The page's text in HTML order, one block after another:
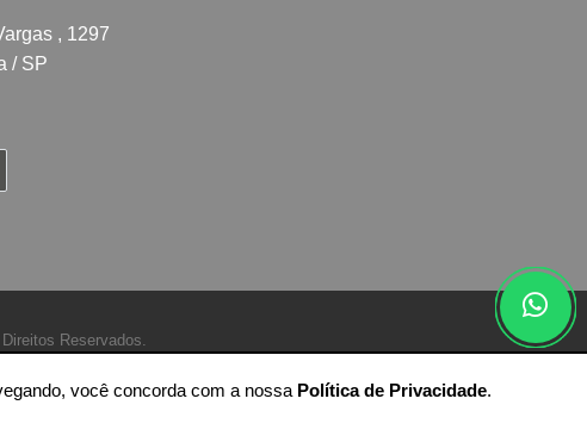
, 1297
/ SP
Reservados.
você concorda com a nossa Política de Privacidade.